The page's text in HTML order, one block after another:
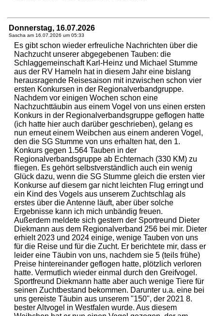
Donnerstag, 16.07.2026
Sascha am 16.07.2026 um 05:33
Es gibt schon wieder erfreuliche Nachrichten über die
Nachzucht unserer abgegebenen Tauben: die
Schlaggemeinschaft Karl-Heinz und Michael Stumme
aus der RV Hameln hat in diesem Jahr eine bislang
herausragende Reisesaison mit inzwischen schon vier
ersten Konkursen in der Regionalverbandgruppe.
Nachdem vor einigen Wochen schon eine
Nachzuchttäubin aus einem Vogel von uns einen ersten
Konkurs in der Regionalverbandsgruppe geflogen hatte
(ich hatte hier auch darüber geschrieben), gelang es
nun erneut einem Weibchen aus einem anderen Vogel,
den die SG Stumme von uns erhalten hat, den 1.
Konkurs gegen 1.564 Tauben in der
Regionalverbandsgruppe ab Echternach (330 KM) zu
fliegen. Es gehört selbstverständlich auch ein wenig
Glück dazu, wenn die SG Stumme gleich die ersten vier
Konkurse auf diesem gar nicht leichten Flug erringt und
ein Kind des Vogels aus unserem Zuchtschlag als
erstes über die Antenne läuft, aber über solche
Ergebnisse kann ich mich unbändig freuen.
Außerdem meldete sich gestern der Sportreund Dieter
Diekmann aus dem Regionalverband 256 bei mir. Dieter
erhielt 2023 und 2024 einige, wenige Tauben von uns
für die Reise und für die Zucht. Er berichtete mir, dass er
leider eine Täubin von uns, nachdem sie 5 (teils frühe)
Preise hintereinander geflogen hatte, plötzlich verloren
hatte. Vermutlich wieder einmal durch den Greifvogel.
Sportfreund Diekmann hatte aber auch wenige Tiere für
seinen Zuchtbestand bekommen. Darunter u.a. eine bei
uns gereiste Täubin aus unserem "150", der 2021 8.
bester Altvogel in Westfalen wurde. Aus diesem